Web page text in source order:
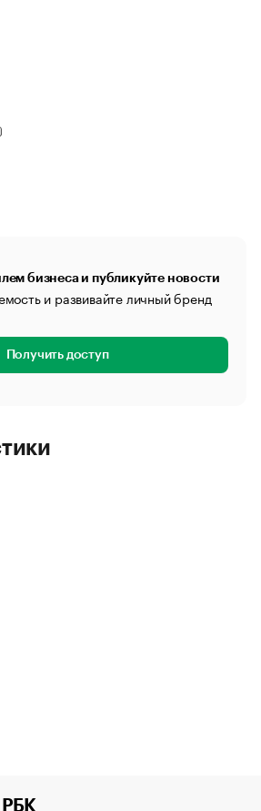
бизнеса и публикуйте новости
и развивайте личный бренд
Получить доступ
РБК